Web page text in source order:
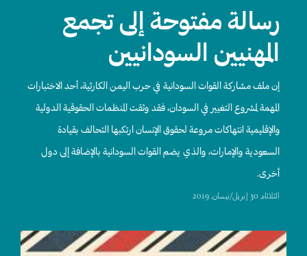
رسالة مفتوحة إلى تجمع
المهنيين السودانيين
إن ملف مشاركة القوات السودانية في حرب اليمن الكارثية، أحد الاختبارات
المهمة لمشروع التغيير في السودان، فقد وثقت المنظمات الحقوقية الدولية
والإقليمية انتهاكات مروعة لحقوق الإنسان ارتكبها التحالف بقيادة
السعودية والإمارات، والذي يضم القوات السودانية بالإضافة إلى دول
أخرى.
الثلاثاء, 30 إبريل/نيسان, 2019